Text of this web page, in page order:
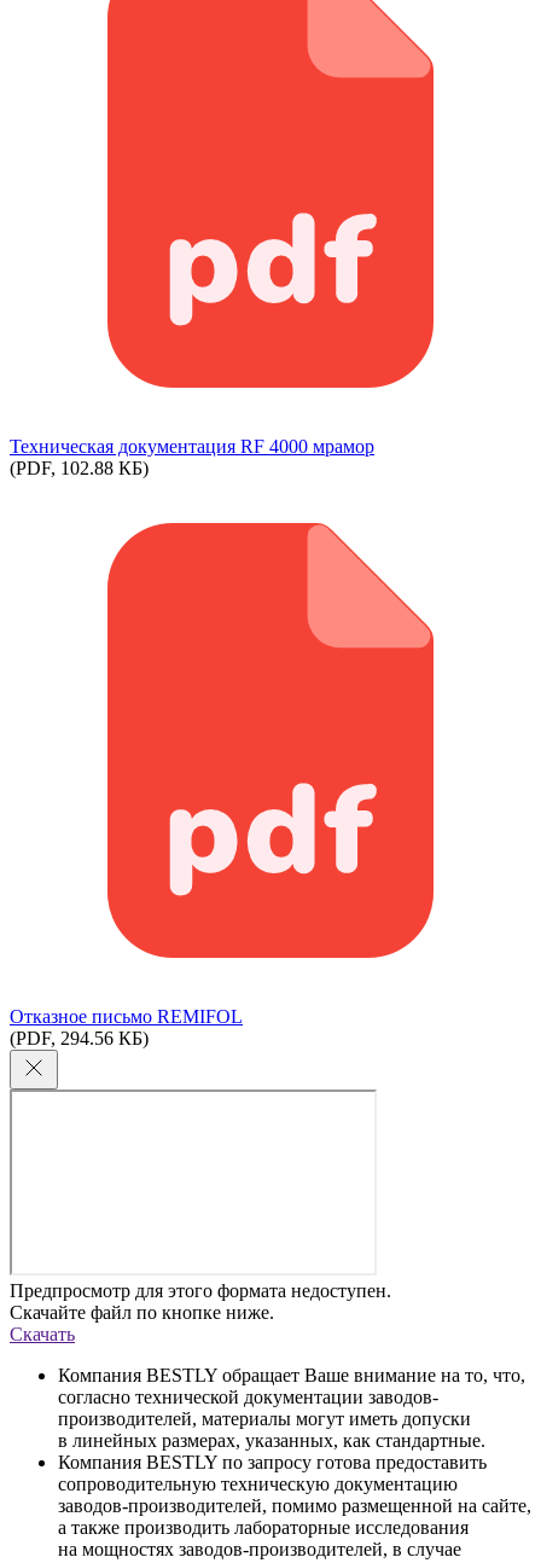
Техническая документация RF 4000 мрамор
(PDF, 102.88 КБ)
Отказное письмо REMIFOL
(PDF, 294.56 КБ)
Предпросмотр для этого формата недоступен.
Скачайте файл по кнопке ниже.
Скачать
Компания BESTLY обращает Ваше внимание на то, что,
согласно технической документации заводов-
производителей, материалы могут иметь допуски
в линейных размерах, указанных, как стандартные.
Компания BESTLY по запросу готова предоставить
сопроводительную техническую документацию
заводов-производителей, помимо размещенной на сайте,
а также производить лабораторные исследования
на мощностях заводов-производителей, в случае